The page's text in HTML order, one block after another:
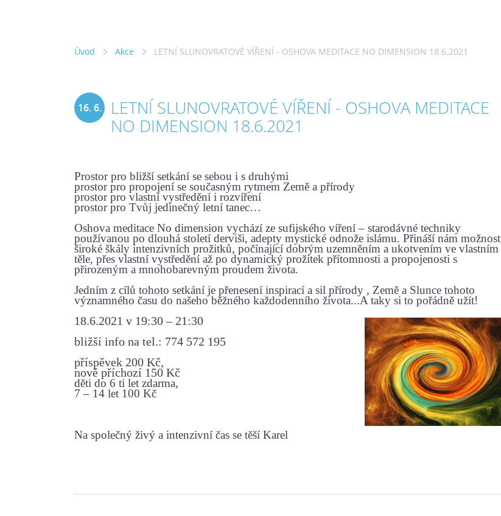
Úvod Akce LETNÍ SLUNOVRATOVÉ VÍŘENÍ - OSHOVA MEDITACE NO DIMENSION 18.6.2021
16. 6.
LETNÍ SLUNOVRATOVÉ VÍŘENÍ - OSHOVA MEDITACE
NO DIMENSION 18.6.2021
Prostor pro bližší setkání se sebou i s druhými
prostor pro propojení se současným rytmem Země a přírody
prostor pro vlastní vystředění i rozvíření
prostor pro Tvůj jedinečný letní tanec…
Oshova meditace No dimension vychází ze sufijského víření – starodávné techniky
používanou po dlouhá století derviši, adepty mystické odnože islámu. Přináší nám možnost
široké škály intenzivních prožitků, počínající dobrým uzemněním a ukotvením ve vlastním
těle, přes vlastní vystředění až po dynamický prožitek přítomnosti a propojenosti s
přirozeným a mnohobarevným proudem života.
Jedním z cílů tohoto setkání je přenesení inspirací a sil přírody , Země a Slunce tohoto
významného času do našeho běžného každodenního života...A taky si to pořádně užít!
18.6.2021 v 19:30 – 21:30
bližší info na tel.: 774 572 195
příspěvek 200 Kč,
nově příchozí 150 Kč
děti do 6 ti let zdarma,
7 – 14 let 100 Kč
Na společný živý a intenzivní čas se těší Karel